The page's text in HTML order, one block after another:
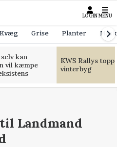
LOGIN MENU
Kvæg Grise Planter
kan
vil kæmpe
KWS Rallys
vinterbyg
Landmand